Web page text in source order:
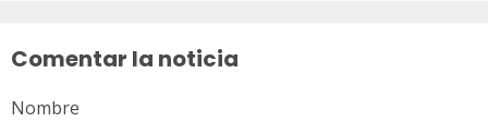
Comentar la noticia
Nombre